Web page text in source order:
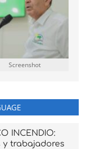
Screenshot
INCENDIO:
y trabajadores